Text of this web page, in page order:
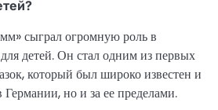
сыграл огромную роль в
детей. Он стал одним из первых
который был широко известен и
Германии, но и за ее пределами.